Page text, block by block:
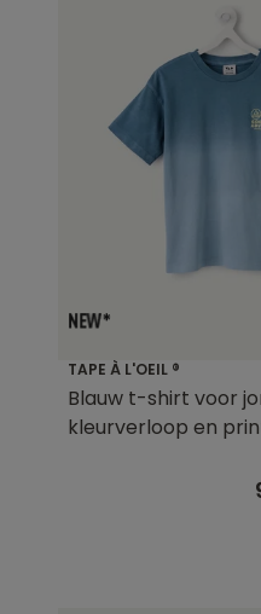
TAPE À L'OEIL ®
Blauw t-shirt voor
kleurverloop en